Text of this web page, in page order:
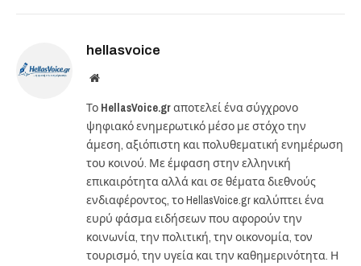
hellasvoice
Website
Το HellasVoice.grαποτελεί ένα σύγχρονο
ψηφιακό ενημερωτικό μέσο με στόχο την
άμεση, αξιόπιστη και πολυθεματική ενημέρωση
του κοινού. Με έμφαση στην ελληνική
επικαιρότητα αλλά και σε θέματα διεθνούς
ενδιαφέροντος, το HellasVoice.gr καλύπτει ένα
ευρύ φάσμα ειδήσεων που αφορούν την
κοινωνία, την πολιτική, την οικονομία, τον
τουρισμό, την υγεία και την καθημερινότητα. Η